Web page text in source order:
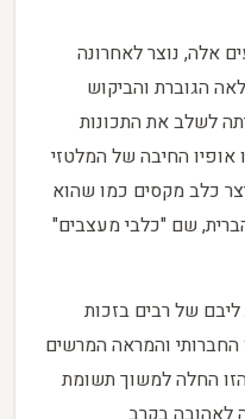
אלה, נוצר לאחרונה
ההכלאה הגוברת והביקוש
לשלב את התכונות
אופיו החיבה של המלטזי
כלב מקסים כמו שהוא
שם "כלבי מעצבים"
של רבים בזכות
החברותי והמראה המרשים
החלה למשוך תשומת